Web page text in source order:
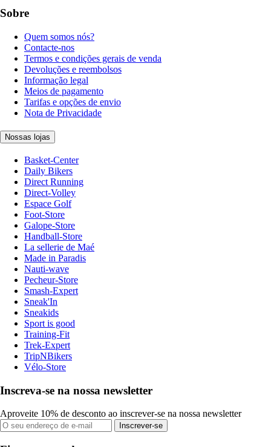
Sobre
Quem somos nós?
Contacte-nos
Termos e condições gerais de venda
Devoluções e reembolsos
Informação legal
Meios de pagamento
Tarifas e opções de envio
Nota de Privacidade
Nossas lojas
Basket-Center
Daily Bikers
Direct Running
Direct-Volley
Espace Golf
Foot-Store
Galope-Store
Handball-Store
La sellerie de Maé
Made in Paradis
Nauti-wave
Pecheur-Store
Smash-Expert
Sneak'In
Sneakids
Sport is good
Training-Fit
Trek-Expert
TripNBikers
Vélo-Store
Inscreva-se na nossa newsletter
Aproveite 10% de desconto ao inscrever-se na nossa newsletter
Inscrever-se